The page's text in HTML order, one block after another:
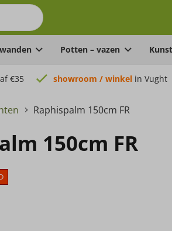
Potten – vazen
€35 showroom / winkel in Vught
Raphispalm 150cm FR
150cm FR